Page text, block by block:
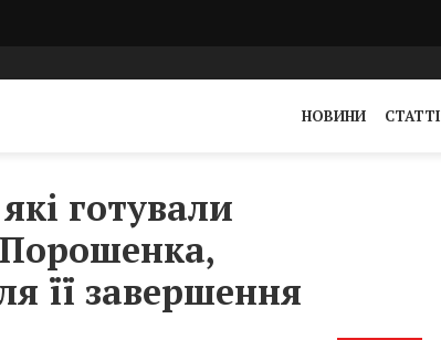
НОВИНИ СТАТТІ
готували
Порошенка,
її завершення